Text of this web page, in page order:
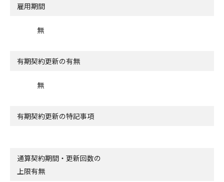
雇用期間
無
有期契約更新の有無
無
有期契約更新の特記事項
通算契約期間・更新回数の
上限有無